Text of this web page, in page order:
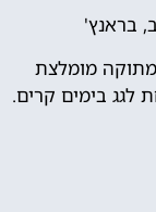
בראנץ'
מומלצת
לגג בימים קרים.